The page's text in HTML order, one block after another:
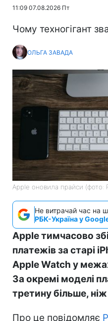
11:09 07.08.2026 Пт
Чому техногігант
ОЛЬГА ЗАВАДА
Apple оновила прайси (фото:
Не витрачай час на
РБК-Україна у
Apple тимчасово
платежів за старі
Apple Watch у
За окремі моделі
третину більше,
Про це повідомляє